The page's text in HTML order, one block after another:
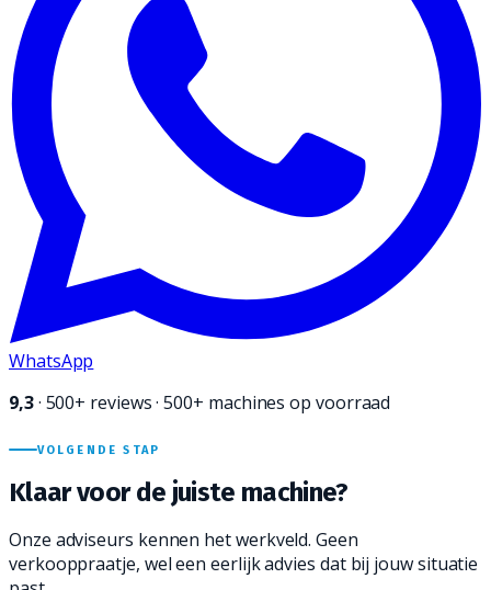
WhatsApp
9,3· 500+ reviews · 500+ machines op voorraad
VOLGENDE STAP
Klaar voor de juiste machine?
Onze adviseurs kennen het werkveld. Geen
verkooppraatje, wel een eerlijk advies dat bij jouw situatie